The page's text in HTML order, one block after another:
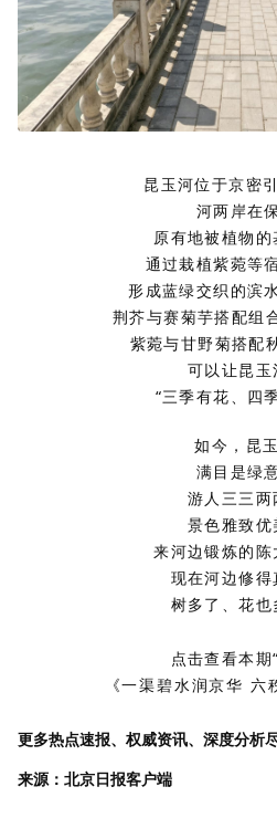
昆玉河位于京密
河两岸在
原有地被植物的
通过栽植紫菀等
形成蓝绿交织的滨
荆芥与赛菊芋搭配组
紫菀与甘野菊搭配
可以让昆玉
“三季有花、四
如今，昆
满目是绿
游人三三两
景色雅致优
来河边锻炼的陈
现在河边修得
树多了、花也
点击查看本期
《一渠碧水润京华 六
更多热点速报、权威资讯、深度分析
来源：北京日报客户端